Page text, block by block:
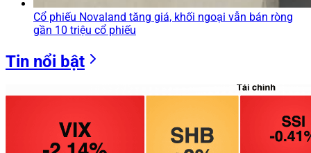
Cổ phiếu Novaland tăng giá, khối ngoại vẫn bán ròng
gần 10 triệu cổ phiếu
Tin nổi bật